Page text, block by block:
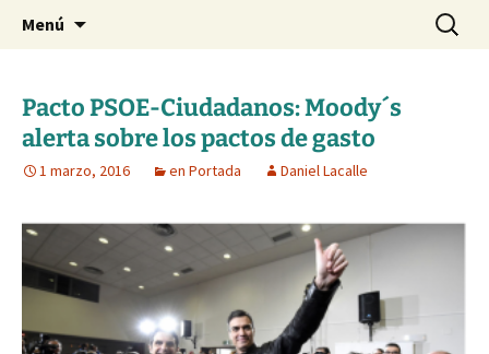
dlacalle.com
Blog de Daniel Lacalle
Menú Buscar:
Pacto PSOE-Ciudadanos: Moody´s
alerta sobre los pactos de gasto
1 marzo, 2016 en Portada Daniel Lacalle